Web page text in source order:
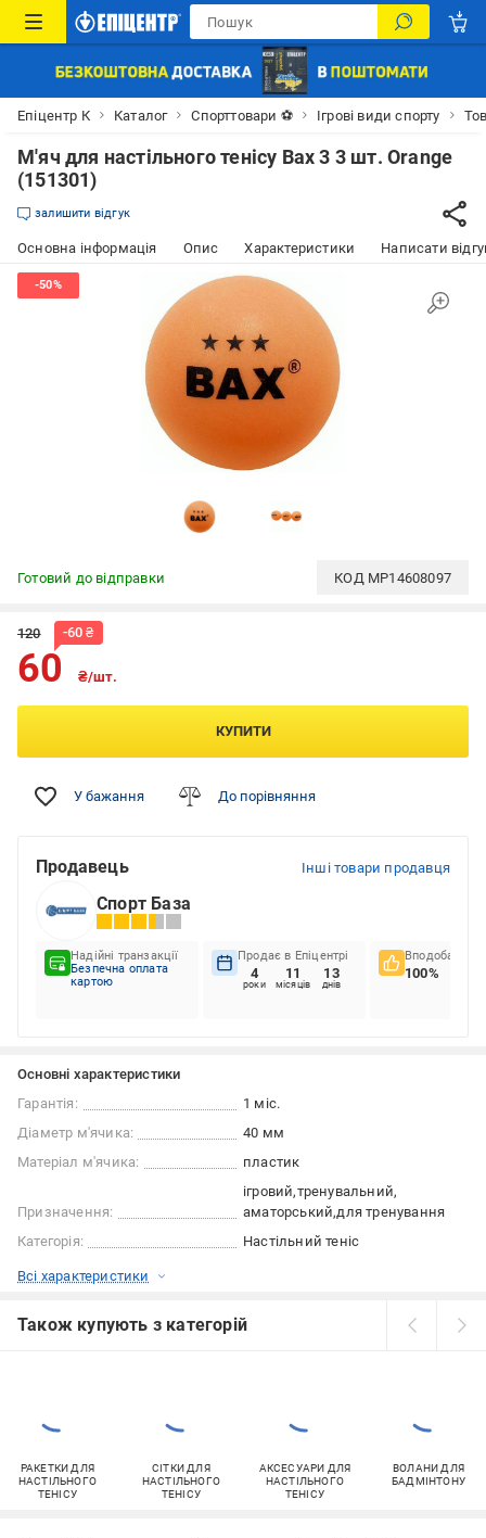
Епіцентр К Каталог Спорттовари ⚽ Ігрові види спорту
М'яч для настільного тенісу Bax 3 3 шт. Orange
(151301)
залишити відгук
Основна інформація Опис Характеристики Написати
Готовий до відправки КОД MP14608097
120 -60 ₴
60 ₴/шт.
КУПИТИ
У бажання До порівняння
Продавець Інші товари продавця
Спорт База
Надійні транзакції
Безпечна оплата
картою
Продає в Епіцентрі
4
роки
11
місяців
13
днів
Вподобання
100%
Основні характеристики
Гарантія:
1 міс.
Діаметр м'ячика:
40 мм
Матеріал м'ячика:
пластик
Призначення:
ігровий тренувальний
аматорський для тренування
Категорія:
Настільний теніс
Всі характеристики
Також купують з категорій
РАКЕТКИ ДЛЯ
НАСТІЛЬНОГО
ТЕНІСУ
СІТКИ ДЛЯ
НАСТІЛЬНОГО
ТЕНІСУ
АКСЕСУАРИ ДЛЯ
НАСТІЛЬНОГО
ТЕНІСУ
ВОЛАНИ ДЛЯ
БАДМІНТОНУ